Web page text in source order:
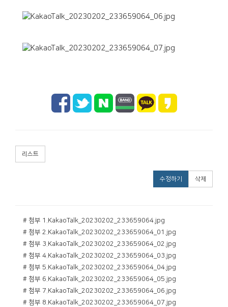
리스트
수정하기 삭제
# 첨부 1.KakaoTalk_20230202_233659064.jpg
# 첨부 2.KakaoTalk_20230202_233659064_01.jpg
# 첨부 3.KakaoTalk_20230202_233659064_02.jpg
# 첨부 4.KakaoTalk_20230202_233659064_03.jpg
# 첨부 5.KakaoTalk_20230202_233659064_04.jpg
# 첨부 6.KakaoTalk_20230202_233659064_05.jpg
# 첨부 7.KakaoTalk_20230202_233659064_06.jpg
# 첨부 8.KakaoTalk_20230202_233659064_07.jpg